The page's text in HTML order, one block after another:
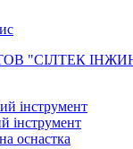
інструмент
інструмент
оснастка